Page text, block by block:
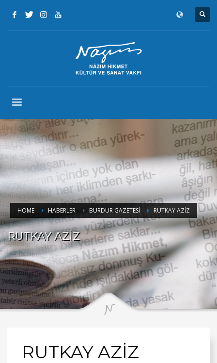
HOME HABERLER BURDUR GAZETESİ RUTKAY AZİZ
RUTKAY AZİZ
RUTKAY AZİZ